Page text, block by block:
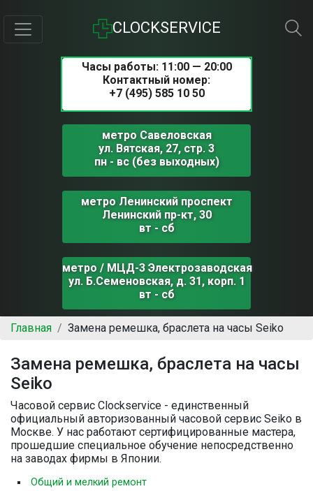
CLOCKSERVICE
Часы работы: 11:00 — 20:00
Контактный номер:
+7 (495) 585 10 50
метро Савеловская
ул. Вятская, 27, стр. 3
пн - вс (без выходных)
метро Ленинский проспект
Ленинский пр-кт, 30
вт - сб
метро / МЦД-3 Электрозаводская
ул. Б.Семеновская, д. 31, корп. 1
вт - сб
Главная Замена ремешка, браслета на часы Seiko
Замена ремешка, браслета на часы
Seiko
Часовой сервис Clockservice - единственный
официальный авторизованный часовой сервис Seiko в
Москве. У нас работают сертифицированные мастера,
прошедшие специальное обучение непосредственно
на заводах фирмы в Японии.
Общий и мелкий ремонт